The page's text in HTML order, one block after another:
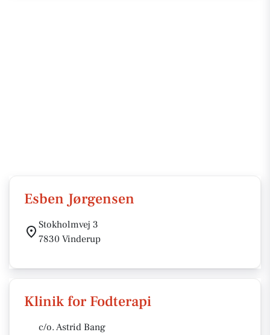
Esben Jørgensen
Stokholmvej 3
7830 Vinderup
Klinik for Fodterapi
c/o. Astrid Bang